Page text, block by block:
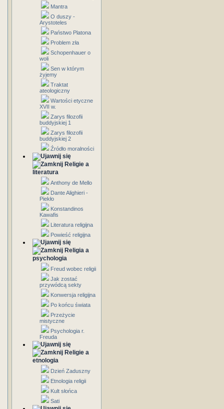
Mantra
O duszy -
Arystoteles
Państwo Platona
Problem zła
Schopenhauer o
woli
Sen w którym
żyjemy
Traktat
ateologiczny
Wartości etyczne
XVII w.
Zarys filozofii
buddyjskiej 1
Zarys filozofii
buddyjskiej 2
Źródło moralności
Religie a
literatura
Anthony de Mello
Dante Alighieri -
Piekło
Konstandinos
Kawafis
Literatura religijna
Powieść religijna
Religia a
psychologia
Freud wobec religii
Jak zostać
przywódcą sekty
Konwersja religijna
Po końcu świata
Przeżycie
mistyczne
Psychologia r.
Freuda
Religie a
etnologia
Dzień Zaduszny
Etnologia religii
Kult słońca
Sati